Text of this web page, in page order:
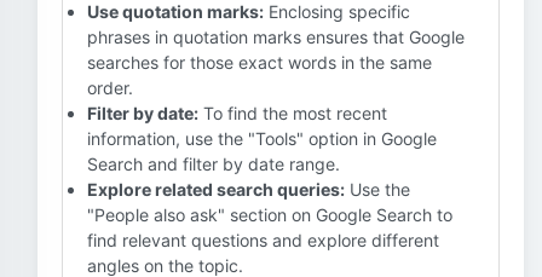
Use quotation marks: Enclosing specific
phrases in quotation marks ensures that Google
searches for those exact words in the same
order.
Filter by date: To find the most recent
information, use the "Tools" option in Google
Search and filter by date range.
Explore related search queries: Use the
"People also ask" section on Google Search to
find relevant questions and explore different
angles on the topic.